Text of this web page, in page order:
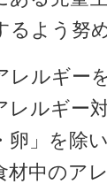
るよう努
レルギー
レルギー
卵」を除
材中のア